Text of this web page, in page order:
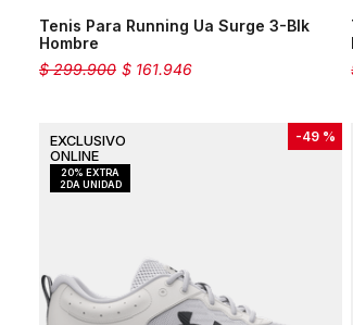
Tenis Para Running Ua Surge 3-Blk
Hombre
$ 161.946
$ 299.900
-49 %